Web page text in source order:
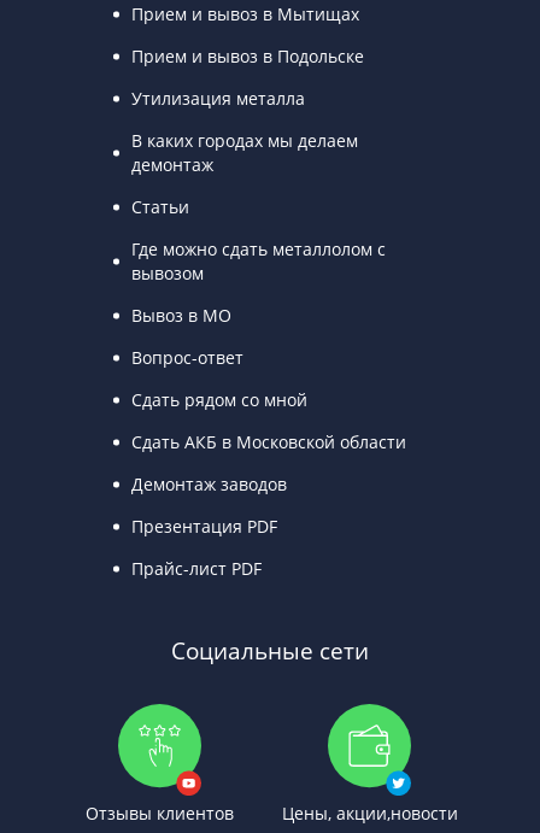
Прием и вывоз в Мытищах
Прием и вывоз в Подольске
Утилизация металла
В каких городах мы делаем
демонтаж
Статьи
Где можно сдать металлолом с
вывозом
Вывоз в МО
Вопрос-ответ
Сдать рядом со мной
Сдать АКБ в Московской области
Демонтаж заводов
Презентация PDF
Прайс-лист PDF
Социальные сети
Отзывы клиентов Цены, акции,новости